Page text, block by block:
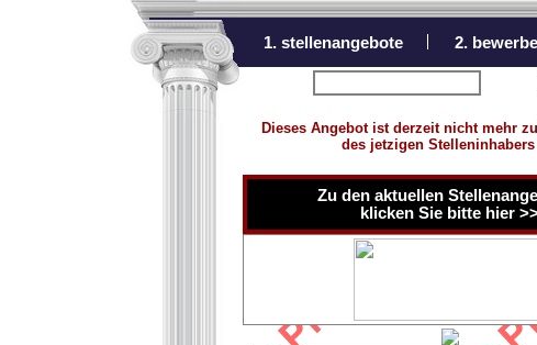
1. stellenangebote 2.
Dieses Angebot ist derzeit nicht mehr
des jetzigen
Zu den aktuellen
klicken Sie bitte hier